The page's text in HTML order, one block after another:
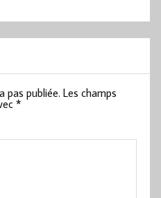
pas publiée. Les champs
*